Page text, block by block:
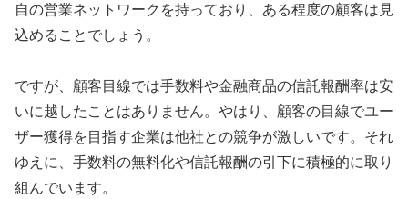
自の営業ネットワークを持っており、ある程度の顧客は見
込めることでしょう。
ですが、顧客目線では手数料や金融商品の信託報酬率は安
いに越したことはありません。やはり、顧客の目線でユー
ザー獲得を目指す企業は他社との競争が激しいです。それ
ゆえに、手数料の無料化や信託報酬の引下に積極的に取り
組んでいます。